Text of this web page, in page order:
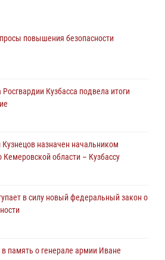
«Поезда Победы» в
поздравил специалистов
Росгвардии с
в силу новый федеральный закон о
виновника причинения
повышения безопасности
Кузбасса подвела итоги
назначен начальником
области – Кузбассу
в силу новый федеральный закон о
память о генерале армии Иване